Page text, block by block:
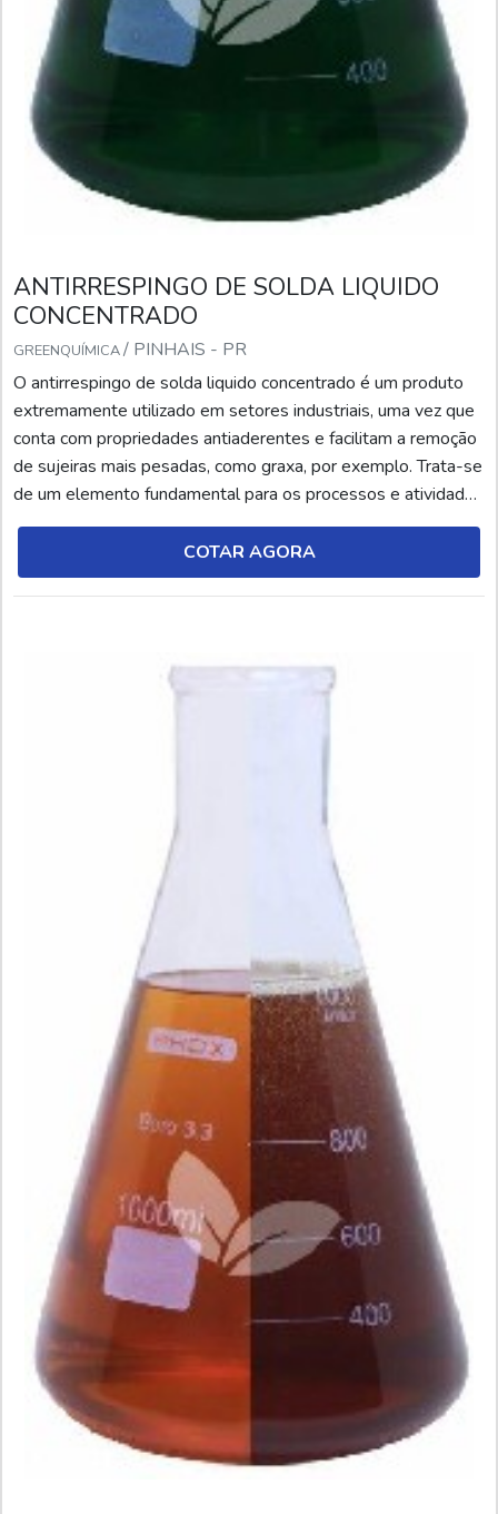
ANTIRRESPINGO DE SOLDA LIQUIDO
CONCENTRADO
GREENQUÍMICA/ PINHAIS - PR
O antirrespingo de solda liquido concentrado é um produto
extremamente utilizado em setores industriais, uma vez que
conta com propriedades antiaderentes e facilitam a remoção
de sujeiras mais pesadas, como graxa, por exemplo. Trata-se
de um elemento fundamental para os processos e atividades
relacionadas à soldagem. O antirrespingo de solda, por sua
vez, é um produto químico (líquido ou aerossol), desenvolvido
por meio de agentes anti...
COTAR AGORA